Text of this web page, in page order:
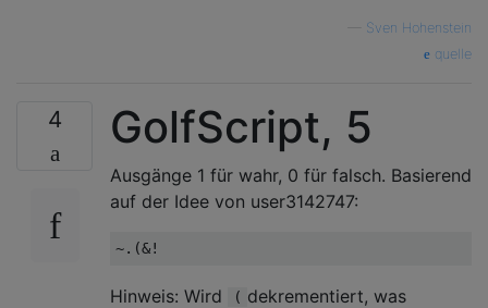
Sven Hohenstein
quelle
4 GolfScript, 5
Ausgänge 1 für wahr, 0 für falsch. Basierend
auf der Idee von user3142747:
Hinweis: Wird ( dekrementiert, was